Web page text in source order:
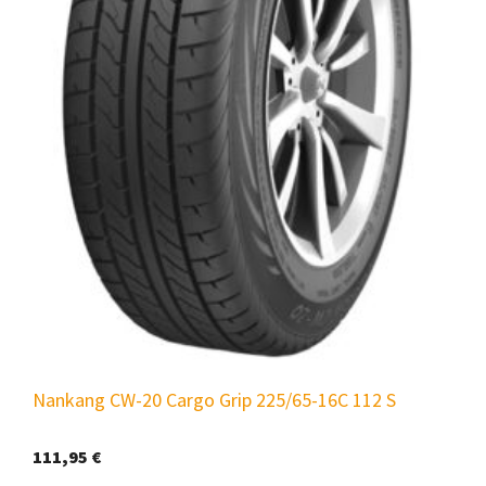
Nankang CW-20 Cargo Grip 225/65-16C 112 S
111,95 €